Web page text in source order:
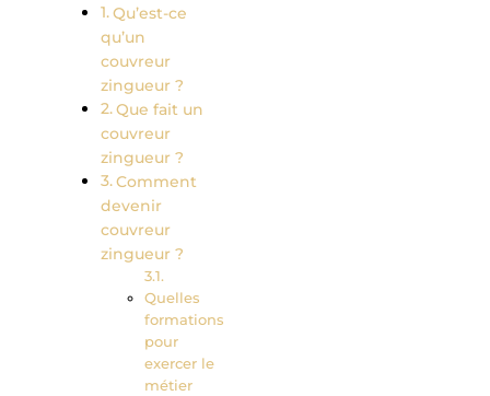
Qu’est-ce
qu’un
couvreur
zingueur ?
Que fait un
couvreur
zingueur ?
Comment
devenir
couvreur
zingueur ?
Quelles
formations
pour
exercer le
métier